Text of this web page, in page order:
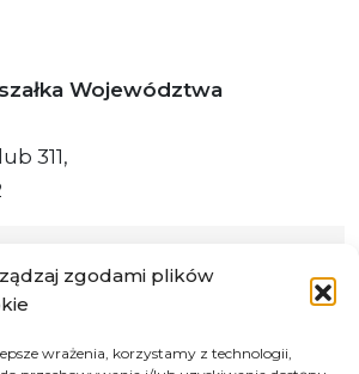
zgodami plików
wrażenia, korzystamy z technologii,
Województwa
311,
/q877fxtk55/SkrytkaESP
73759-IGTUV-14